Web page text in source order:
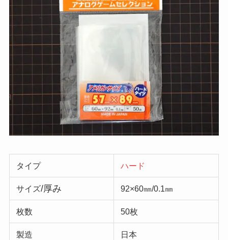
タイプ ハード
サイズ/厚み 92×60㎜/0.1㎜
枚数 50枚
製造 日本